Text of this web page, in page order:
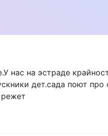
нас на эстраде
дет.сада поют про